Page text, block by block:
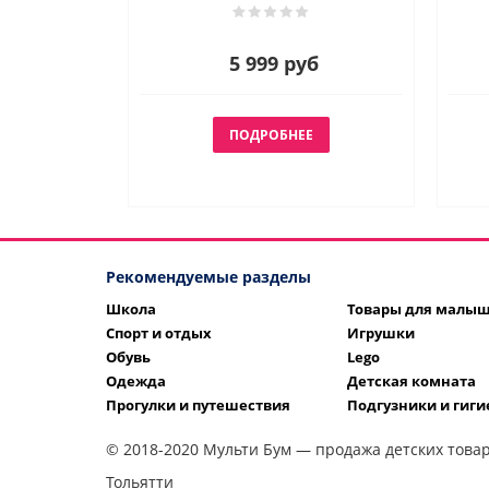
5 999 руб
ПОДРОБНЕЕ
Рекомендуемые разделы
Школа
Спорт и отдых
Обувь
Одежда
Прогулки и путешествия
Товары для
Игрушки
Lego
Детская комната
Подгузники и
© 2018-2020 Мульти Бум — продажа детских
Тольятти